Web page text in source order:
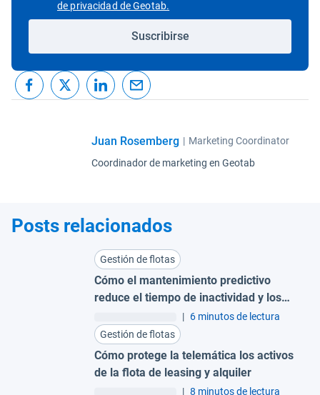
de privacidad de Geotab.
Suscribirse
Juan Rosemberg | Marketing Coordinator
Coordinador de marketing en Geotab
Posts relacionados
Gestión de flotas
Cómo el mantenimiento predictivo
reduce el tiempo de inactividad y los
costes para grandes flotas
| 6 minutos de lectura
Gestión de flotas
Cómo protege la telemática los activos
de la flota de leasing y alquiler
| 8 minutos de lectura